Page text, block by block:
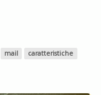
mail
caratteristiche